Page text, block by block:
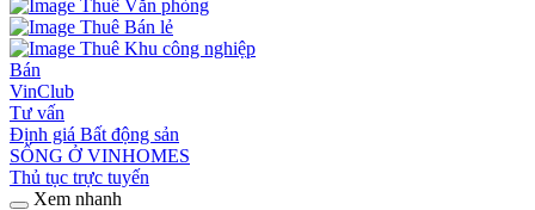
Thuê Văn phòng
Thuê Bán lẻ
Thuê Khu công nghiệp
Bán
VinClub
Tư vấn
Định giá Bất động sản
SỐNG Ở VINHOMES
Thủ tục trực tuyến
Xem nhanh